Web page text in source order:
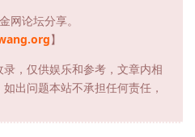
网论坛分享。
】
，仅供娱乐和参考，文章内相
出问题本站不承担任何责任，